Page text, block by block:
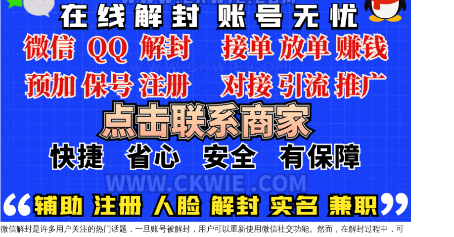
微信解封是许多用户关注的热门话题，一旦账号被解封，用户可以重新使用微信社交功能。然而，在解封过程中，可